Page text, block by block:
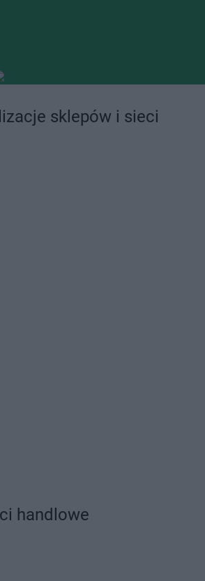
sklepów i sieci
handlowe